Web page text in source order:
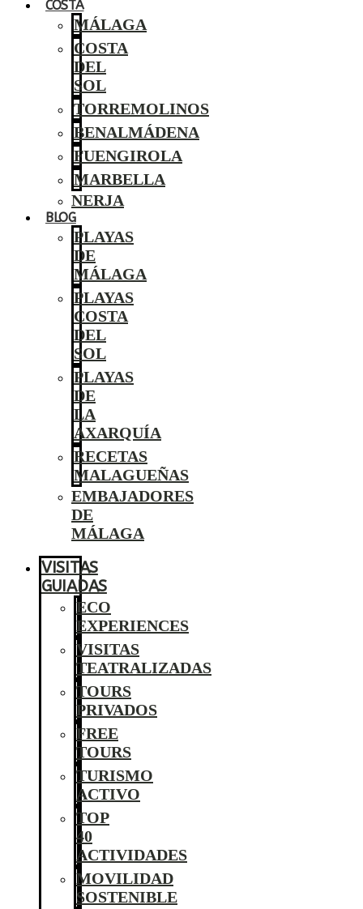
COSTA
MÁLAGA
COSTA
DEL
SOL
TORREMOLINOS
BENALMÁDENA
FUENGIROLA
MARBELLA
NERJA
BLOG
PLAYAS
DE
MÁLAGA
PLAYAS
COSTA
DEL
SOL
PLAYAS
DE
LA
AXARQUÍA
RECETAS
MALAGUEÑAS
EMBAJADORES
DE
MÁLAGA
VISITAS
GUIADAS
ECO
EXPERIENCES
VISITAS
TEATRALIZADAS
TOURS
PRIVADOS
FREE
TOURS
TURISMO
ACTIVO
TOP
40
ACTIVIDADES
MOVILIDAD
SOSTENIBLE